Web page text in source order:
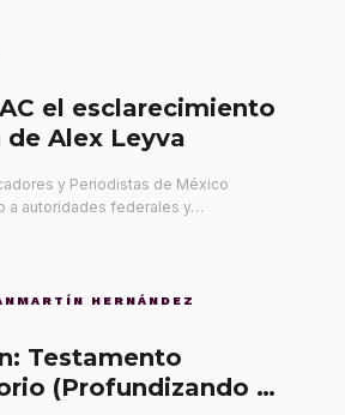
el esclarecimiento
Alex Leyva
y Periodistas de México
a autoridades federales y…
HERNÁNDEZ
Testamento
(Profundizando su